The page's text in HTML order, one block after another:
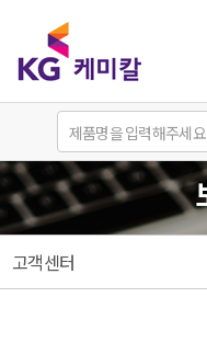
고객센터